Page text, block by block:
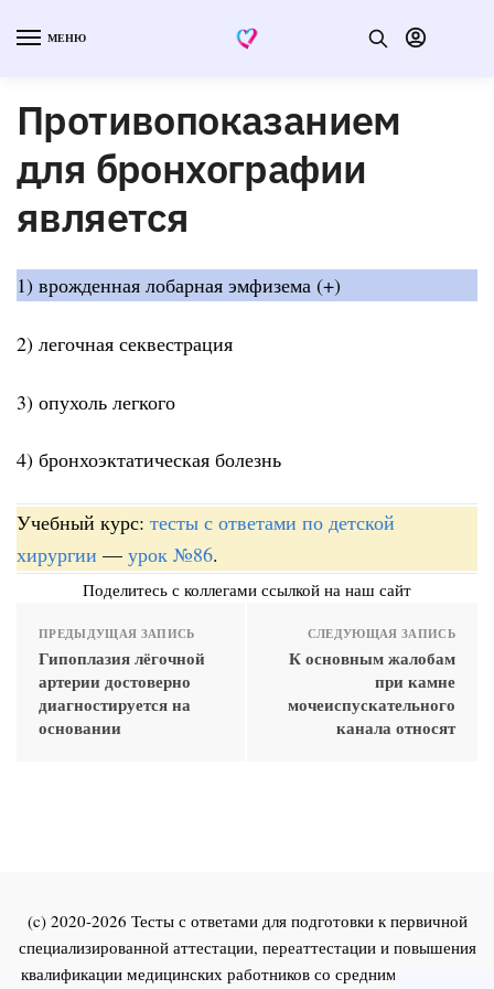
МЕНЮ
Противопоказанием
для бронхографии
является
1) врожденная лобарная эмфизема (+)
2) легочная секвестрация
3) опухоль легкого
4) бронхоэктатическая болезнь
Учебный курс: тесты с ответами по детской
хирургии — урок №86.
Поделитесь с коллегами ссылкой на наш сайт
ПРЕДЫДУЩАЯ ЗАПИСЬ
Гипоплазия лёгочной
артерии достоверно
диагностируется на
основании
СЛЕДУЮЩАЯ ЗАПИСЬ
К основным жалобам
при камне
мочеиспускательного
канала относят
(c) 2020-2026 Тесты с ответами для подготовки к первичной
специализированной аттестации, переаттестации и повышения
квалификации медицинских работников со средним и высшим